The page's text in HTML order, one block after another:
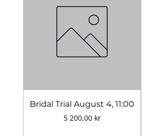
Bridal Trial August 4, 11:00
Pris
5 200,00 kr